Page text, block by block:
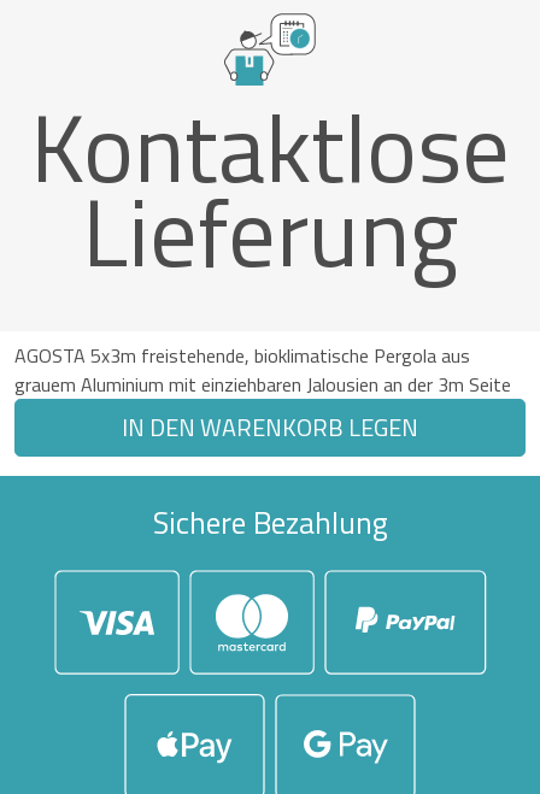
Kontaktlose
Lieferung
AGOSTA 5x3m freistehende, bioklimatische Pergola aus
grauem Aluminium mit einziehbaren Jalousien an der 3m Seite
IN DEN WARENKORB LEGEN
Sichere Bezahlung